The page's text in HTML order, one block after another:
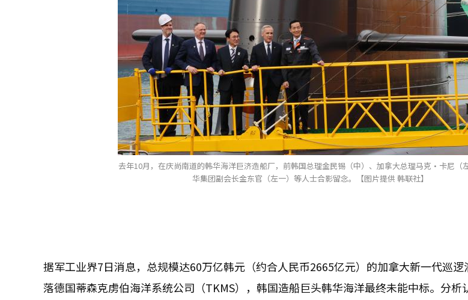
去年10月，在庆尚南道的韩华海洋巨济造船厂，前韩国总理金民锡（中）、加拿大总理马克·卡尼（
华集团副会长金东官（左一）等人士合影留念。【图片提供 韩联社】
据军工业界7日消息，总规模达60万亿韩元（约合人民币2665亿元）的加拿大新一代巡逻
落德国蒂森克虏伯海洋系统公司（TKMS），韩国造船巨头韩华海洋最终未能中标。分析